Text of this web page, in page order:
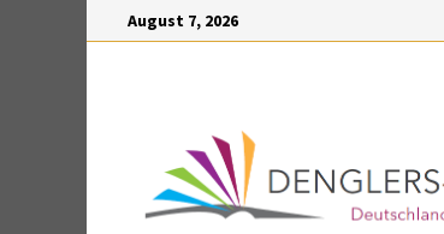
August 7, 2026